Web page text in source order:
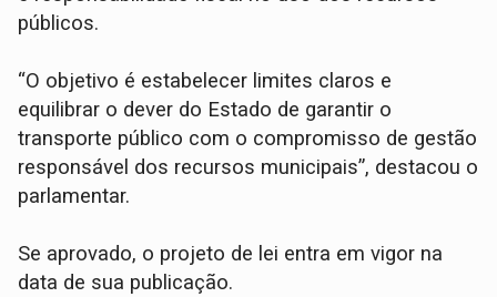
públicos.
“O objetivo é estabelecer limites claros e
equilibrar o dever do Estado de garantir o
transporte público com o compromisso de gestão
responsável dos recursos municipais”, destacou o
parlamentar.
Se aprovado, o projeto de lei entra em vigor na
data de sua publicação.